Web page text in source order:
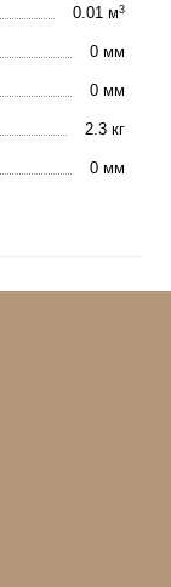
0.01 м3
0 мм
0 мм
2.3 кг
0 мм